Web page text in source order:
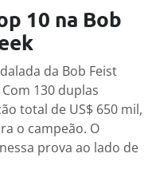
10 na Bob
da Bob Feist
130 duplas
total de US$ 650 mil,
o campeão. O
prova ao lado de